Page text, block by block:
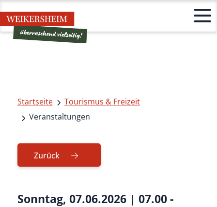
Startseite
Tourismus & Freizeit
Veranstaltungen
Zurück
Sonntag, 07.06.2026 | 07.00 -